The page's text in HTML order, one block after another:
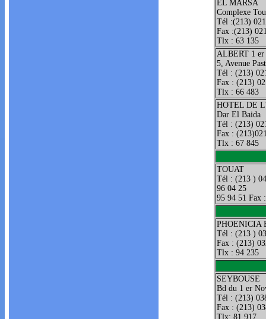
EL MARSA
Complexe
Tél :(213)
Fax :(213)
Tlx : 63 135
ALBERT 1 er
5, Avenue
Tél : (213)
Fax : (213)
Tlx : 66 483
HOTEL DE
Dar El Baida
Tél : (213)
Fax :
Tlx : 67 845
TOUAT
Tél : (213 )
96 04 25
95 94 51 Fax
PHOENICIA
Tél : (213 )
Fax : (213)
Tlx : 94 235
SEYBOUSE
Bd du 1 er
Tél : (213)
Fax : (213)
Tlx: 81 917